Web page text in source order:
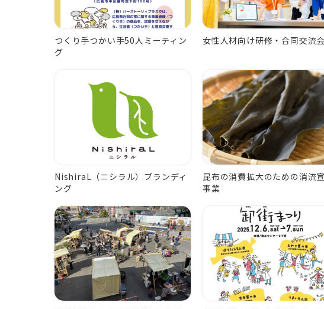
つくり手つかい手50人ミーティン
グ
女性人材向け研修・合同交流会
NishiraL（ニシラル）ブランディ
ング
昆布の消費拡大のための消流
事業